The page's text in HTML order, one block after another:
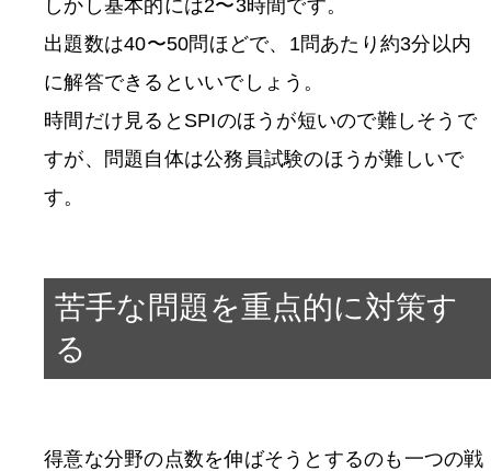
しかし基本的には2〜3時間です。
出題数は40〜50問ほどで、1問あたり約3分以内
に解答できるといいでしょう。
時間だけ見るとSPIのほうが短いので難しそうで
すが、問題自体は公務員試験のほうが難しいで
す。
苦手な問題を重点的に対策す
る
得意な分野の点数を伸ばそうとするのも一つの戦